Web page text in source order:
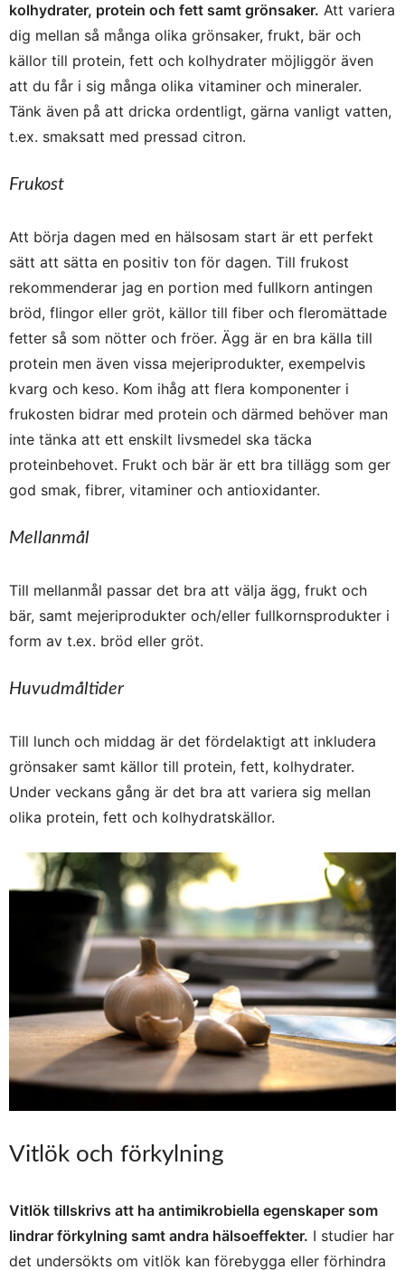
kolhydrater, protein och fett samt grönsaker. Att variera
dig mellan så många olika grönsaker, frukt, bär och
källor till protein, fett och kolhydrater möjliggör även
att du får i sig många olika vitaminer och mineraler.
Tänk även på att dricka ordentligt, gärna vanligt vatten,
t.ex. smaksatt med pressad citron.
Frukost
Att börja dagen med en hälsosam start är ett perfekt
sätt att sätta en positiv ton för dagen. Till frukost
rekommenderar jag en portion med fullkorn antingen
bröd, flingor eller gröt, källor till fiber och fleromättade
fetter så som nötter och fröer. Ägg är en bra källa till
protein men även vissa mejeriprodukter, exempelvis
kvarg och keso. Kom ihåg att flera komponenter i
frukosten bidrar med protein och därmed behöver man
inte tänka att ett enskilt livsmedel ska täcka
proteinbehovet. Frukt och bär är ett bra tillägg som ger
god smak, fibrer, vitaminer och antioxidanter.
Mellanmål
Till mellanmål passar det bra att välja ägg, frukt och
bär, samt mejeriprodukter och/eller fullkornsprodukter i
form av t.ex. bröd eller gröt.
Huvudmåltider
Till lunch och middag är det fördelaktigt att inkludera
grönsaker samt källor till protein, fett, kolhydrater.
Under veckans gång är det bra att variera sig mellan
olika protein, fett och kolhydratskällor.
Vitlök och förkylning
Vitlök tillskrivs att ha antimikrobiella egenskaper som
lindrar förkylning samt andra hälsoeffekter. I studier har
det undersökts om vitlök kan förebygga eller förhindra